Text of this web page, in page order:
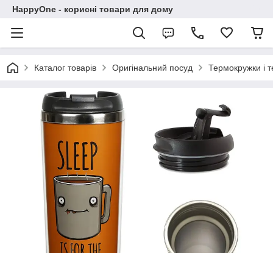
HappyOne - корисні товари для дому
Каталог товарів Оригінальний посуд Термокружки і